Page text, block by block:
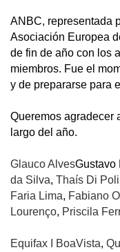
ANBC, representada
Asociación Europea
de fin de año con los
miembros. Fue el
y de prepararse para
Queremos agradecer
largo del año.
Glauco AlvesGustavo
da Silva, Thaís Di
Faria Lima, Fabiano
Lourenço, Priscila
Equifax I BoaVista,